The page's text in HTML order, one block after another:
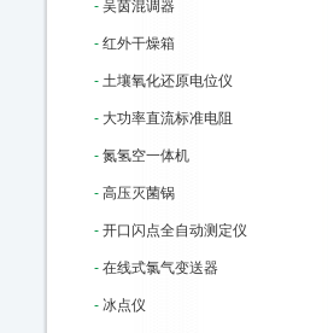
- 吴茵混调器
- 红外干燥箱
- 土壤氧化还原电位仪
- 大功率直流标准电阻
- 氮氢空一体机
- 高压灭菌锅
- 开口闪点全自动测定仪
- 在线式氯气变送器
- 冰点仪